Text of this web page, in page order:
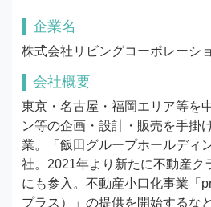
企業名
株式会社リビングコーポレーシ
会社概要
東京・名古屋・福岡エリア等を
ン等の企画・設計・販売を⼿掛
業。「飯⽥グループホールディ
社。2021年より新たに不動産ク
にも参入。不動産小口化事業「
プラス）」の提供を開始するな